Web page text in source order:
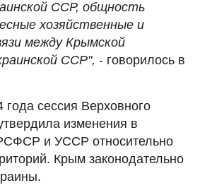
ССР, общность
хозяйственные и
между Крымской
ССР", - говорилось в
года сессия Верховного
изменения в
и УССР относительно
Крым законодательно